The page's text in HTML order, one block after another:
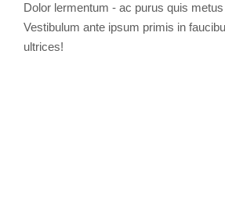
Dolor lermentum - ac purus quis
Vestibulum ante ipsum primis in
ultrices!